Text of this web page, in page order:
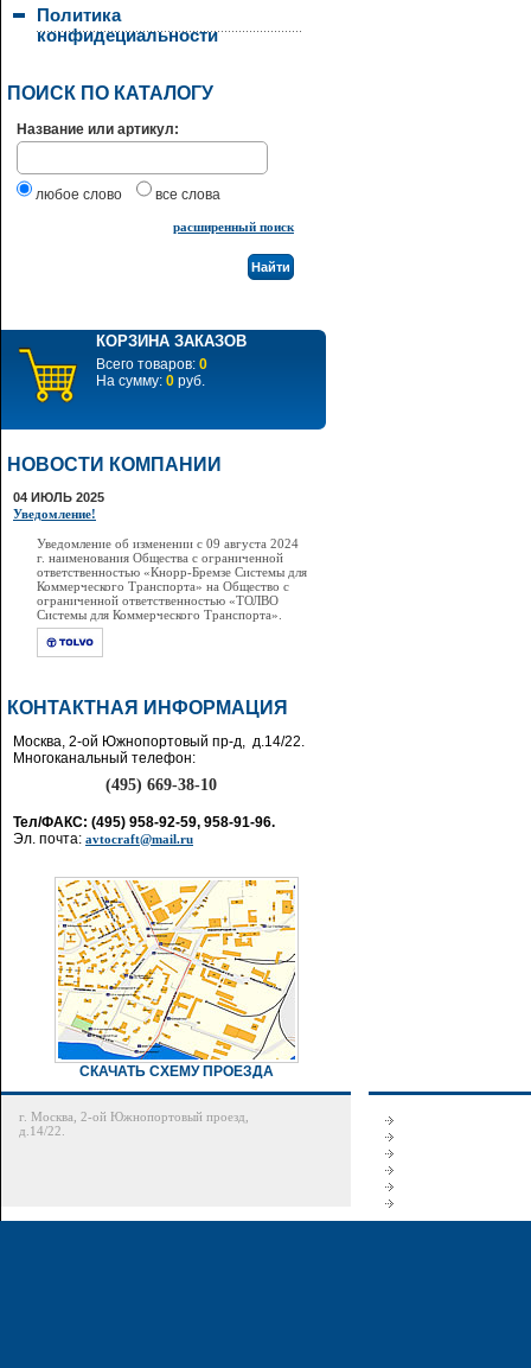
Политика
конфидециальности
ПОИСК ПО КАТАЛОГУ
Название или артикул:
любое слово все слова
расширенный поиск
КОРЗИНА ЗАКАЗОВ
Всего товаров: 0
На сумму: 0 руб.
НОВОСТИ КОМПАНИИ
04 ИЮЛЬ 2025
Уведомление!
Уведомление об изменении с 09 августа 2024
г. наименования Общества с ограниченной
ответственностью «Кнорр-Бремзе Системы для
Коммерческого Транспорта» на Общество с
ограниченной ответственностью «ТОЛВО
Системы для Коммерческого Транспорта».
КОНТАКТНАЯ ИНФОРМАЦИЯ
Москва, 2-ой Южнопортовый пр-д, д.14/22.
Многоканальный телефон:
(495) 669-38-10
Тел/ФАКС: (495) 958-92-59, 958-91-96.
Эл. почта: avtocraft@mail.ru
СКАЧАТЬ СХЕМУ ПРОЕЗДА
г. Москва, 2-ой Южнопортовый проезд,
д.14/22.